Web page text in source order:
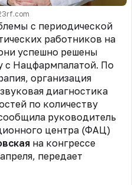
с периодической
работников на
успешно решены
с Нацфармпалатой. По
организация
диагностика
по количеству
руководитель
центра (ФАЦ)
на конгрессе
передает